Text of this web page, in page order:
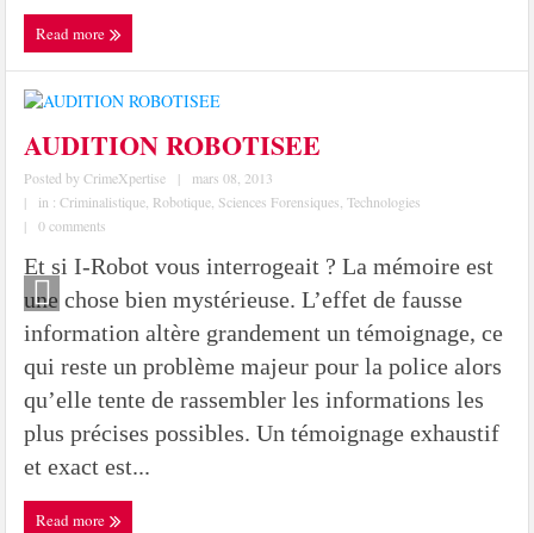
Read more
AUDITION ROBOTISEE
Posted byCrimeXpertise |
mars 08, 2013
|
in :Criminalistique, Robotique, Sciences Forensiques,Technologies
|
0 comments
Et si I-Robot vous interrogeait ? La mémoire est
une chose bien mystérieuse. L’effet de fausse
information altère grandement un témoignage, ce
qui reste un problème majeur pour la police alors
qu’elle tente de rassembler les informations les
plus précises possibles. Un témoignage exhaustif
et exact est...
Read more